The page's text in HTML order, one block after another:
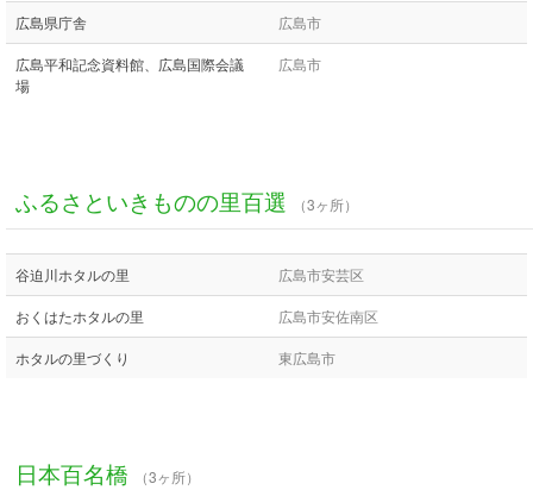
広島県庁舎 広島市
広島平和記念資料館、広島国際会議
場
広島市
ふるさといきものの里百選 （3ヶ所）
谷迫川ホタルの里 広島市安芸区
おくはたホタルの里 広島市安佐南区
ホタルの里づくり 東広島市
日本百名橋 （3ヶ所）